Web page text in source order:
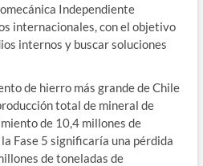
Independiente
internacionales, con el objetivo
internos y buscar soluciones
de hierro más grande de Chile
total de mineral de
de 10,4 millones de
Fase 5 significaría una pérdida
de toneladas de